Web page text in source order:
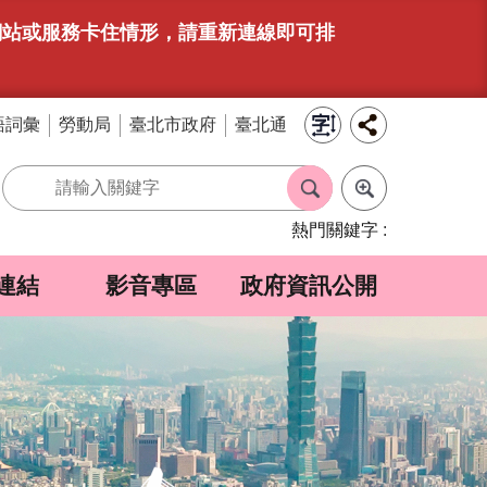
或服務卡住情形，請重新連線即可排
詞彙 勞動局 臺北市政府 臺北通
熱門關鍵字
結 影音專區 政府資訊公開